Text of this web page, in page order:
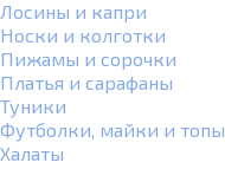
Лосины и капри
Носки и колготки
Пижамы и сорочки
Платья и сарафаны
Туники
Футболки, майки и топы
Халаты